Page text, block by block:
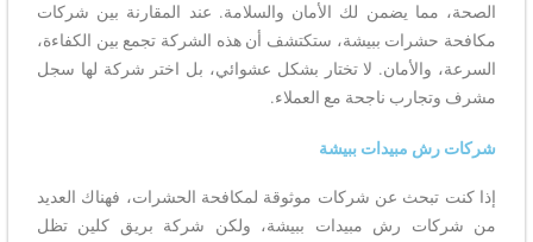
الصحة، مما يضمن لك الأمان والسلامة. عند المقارنة بين شركات
مكافحة حشرات ببيشة، ستكتشف أن هذه الشركة تجمع بين الكفاءة،
السرعة، والأمان. لا تختار بشكل عشوائي، بل اختر شركة لها سجل
مشرف وتجارب ناجحة مع العملاء.
شركات رش مبيدات ببيشة
إذا كنت تبحث عن شركات موثوقة لمكافحة الحشرات، فهناك العديد
من شركات رش مبيدات ببيشة، ولكن شركة بريق كلين تظل